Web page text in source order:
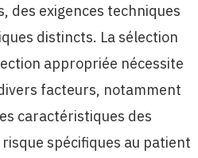
des exigences techniques
distincts. La sélection
appropriée nécessite
facteurs, notamment
caractéristiques des
spécifiques au patient